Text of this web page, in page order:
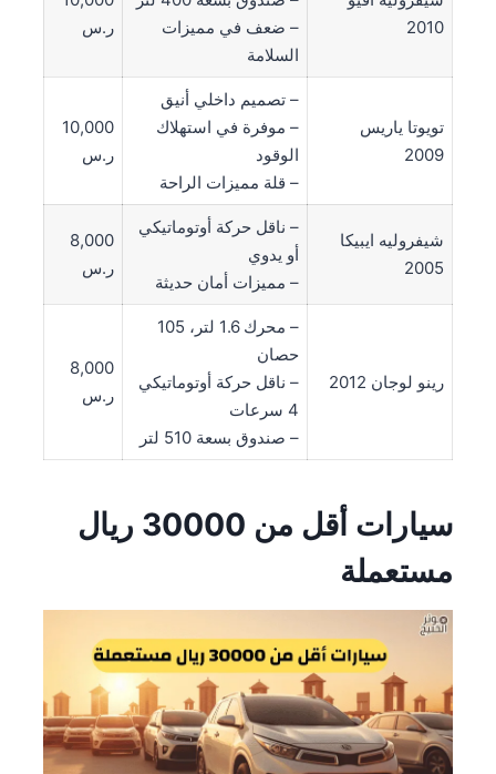
2010
– ضعف في مميزات
السلامة
ر.س
تويوتا ياريس
2009
– تصميم داخلي أنيق
– موفرة في استهلاك
الوقود
– قلة مميزات الراحة
10,000
ر.س
شيفروليه ايبيكا
2005
– ناقل حركة أوتوماتيكي
أو يدوي
– مميزات أمان حديثة
8,000
ر.س
رينو لوجان 2012
– محرك 1.6 لتر، 105
حصان
– ناقل حركة أوتوماتيكي
4 سرعات
– صندوق بسعة 510 لتر
8,000
ر.س
سيارات أقل من 30000 ريال
مستعملة